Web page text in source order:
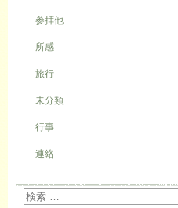
参拝他
所感
旅行
未分類
行事
連絡